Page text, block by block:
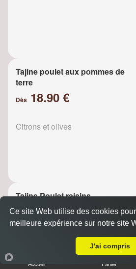
Tajine poulet aux pommes de
terre
Dès 18.90 €
Citrons et olives
Tajine Poulet raisins
Dès18.90 €
Accueil Panier
Ce site Web utilise des cookies
meilleure expérience sur notre site
J'ai compris